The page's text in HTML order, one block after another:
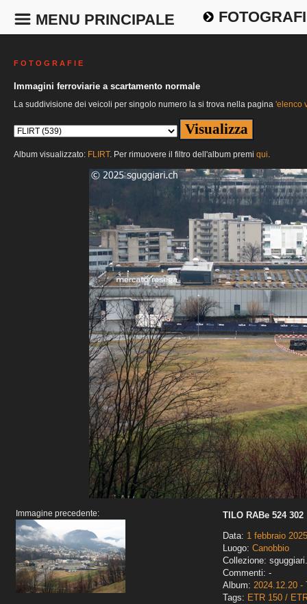
MENU PRINCIPALE
F O T O G R A F I E
Immagini ferroviarie a scartamento normale
La suddivisione dei veicoli per singolo numero la si trova nella pagina 'elenco
Album visualizzato: FLIRT. Per rimuovere il filtro dell'album premi qui.
Immagine precedente:
TILO RABe 524 302
Data: 1 febbraio 2025
Luogo: Canobbio
Collezione:
Commenti: -
Album: 2024.12.20 -
Tags: ETR 150 /